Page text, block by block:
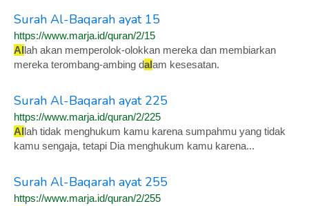
Surah Al-Baqarah ayat 15
https://www.marja.id/quran/2/15
Allah akan memperolok-olokkan mereka dan membiarkan
mereka terombang-ambing dalam kesesatan.
Surah Al-Baqarah ayat 225
https://www.marja.id/quran/2/225
Allah tidak menghukum kamu karena sumpahmu yang tidak
kamu sengaja, tetapi Dia menghukum kamu karena...
Surah Al-Baqarah ayat 255
https://www.marja.id/quran/2/255